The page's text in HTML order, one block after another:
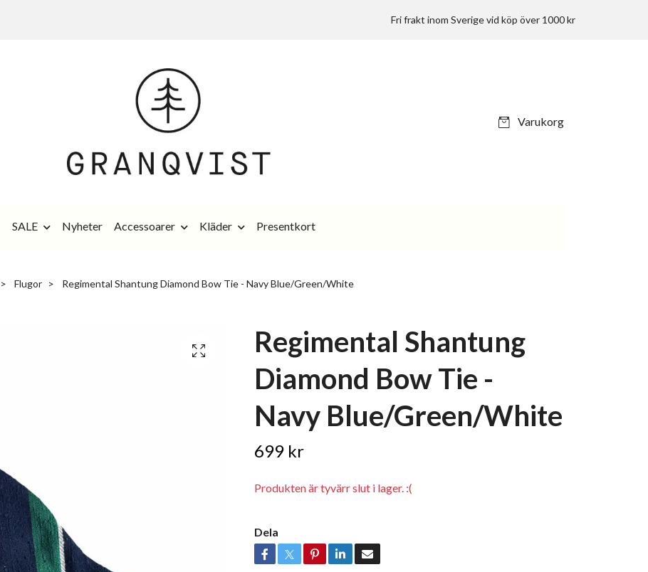
Fri frakt inom Sverige vid köp över 1000 kr
Varukorg
SALE Nyheter Accessoarer Kläder Presentkort
Flugor Regimental Shantung Diamond Bow Tie - Navy Blue/Green/White
Regimental Shantung
Diamond Bow Tie -
Navy Blue/Green/White
699 kr
Produkten är tyvärr slut i lager. :(
Dela